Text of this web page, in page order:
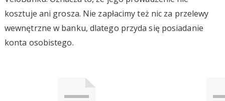
kosztuje ani grosza. Nie zapłacimy też nic za przelewy
wewnętrzne w banku, dlatego przyda się posiadanie
konta osobistego.